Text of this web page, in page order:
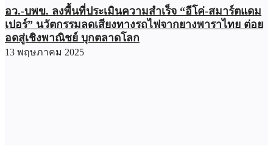
อว.-บพข. ลงพื้นที่ประเมินความสำเร็จ “อีโค่-สมาร์ตแดม
เปอร์” นวัตกรรมลดเสียงทางรถไฟจากยางพาราไทย ต่อย
อดสู่เชิงพาณิชย์ บุกตลาดโลก
13 พฤษภาคม 2025